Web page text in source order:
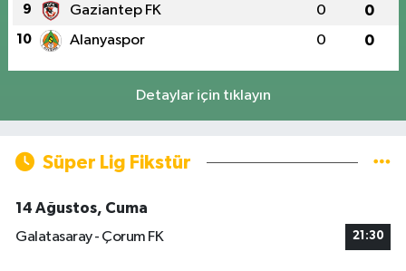
9 Gaziantep FK 0 0
10 Alanyaspor 0 0
Detaylar için tıklayın
Süper Lig Fikstür
14 Ağustos, Cuma
Galatasaray - Çorum FK
21:30